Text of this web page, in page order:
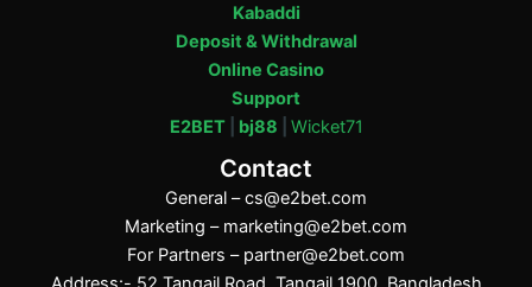
Kabaddi
Deposit & Withdrawal
Online Casino
Support
E2BET| bj88 Wicket71
Contact
General –cs@e2bet.com
Marketing – marketing@e2bet.com
For Partners – partner@e2bet.com